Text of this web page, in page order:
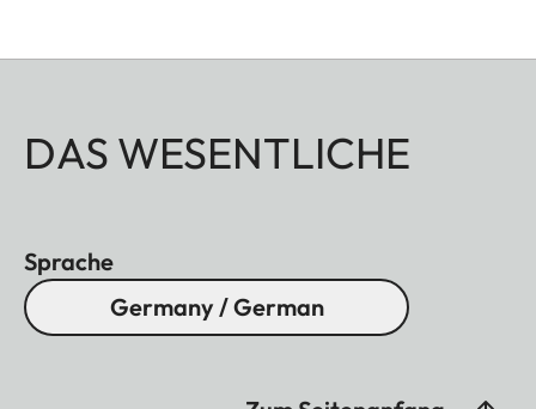
DAS WESENTLICHE
Sprache
Germany / German